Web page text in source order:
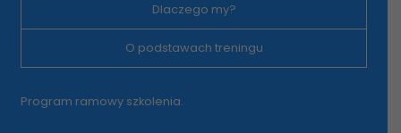
Dlaczego my?
O podstawach treningu
Program ramowy szkolenia.